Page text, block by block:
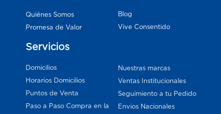
Quiénes Somos
Promesa de Valor
Blog
Vive Consentido
Servicios
Domicilios
Horarios Domicilios
Puntos de Venta
Paso a Paso Compra en la
Nuestras marcas
Ventas Institucionales
Seguimiento a tu Pedido
Envios Nacionales